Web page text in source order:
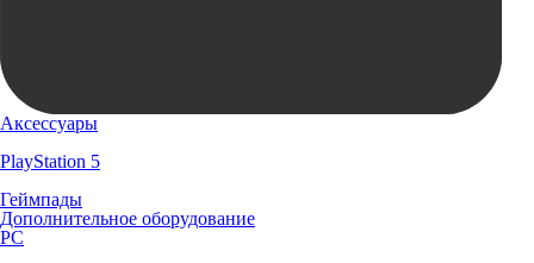
Аксессуары
PlayStation 5
Геймпады
Дополнительное оборудование
PC